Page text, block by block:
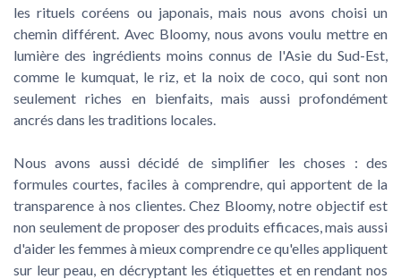
les rituels coréens ou japonais, mais nous avons choisi un
chemin différent. Avec Bloomy, nous avons voulu mettre en
lumière des ingrédients moins connus de l'Asie du Sud-Est,
comme le kumquat, le riz, et la noix de coco, qui sont non
seulement riches en bienfaits, mais aussi profondément
ancrés dans les traditions locales.
Nous avons aussi décidé de simplifier les choses : des
formules courtes, faciles à comprendre, qui apportent de la
transparence à nos clientes. Chez Bloomy, notre objectif est
non seulement de proposer des produits efficaces, mais aussi
d'aider les femmes à mieux comprendre ce qu'elles appliquent
sur leur peau, en décryptant les étiquettes et en rendant nos